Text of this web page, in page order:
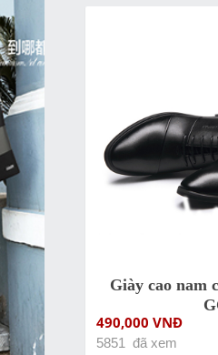
Giày cao nam
490,000 VNĐ
5851 đã xem